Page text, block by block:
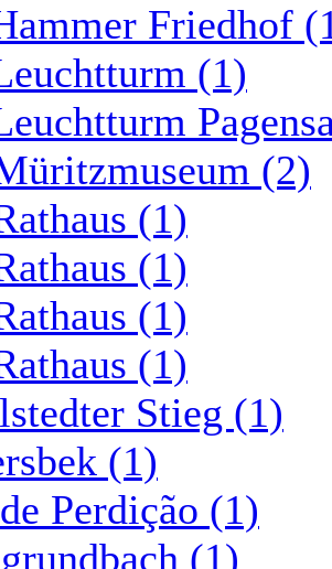
Friedhof
(1)
(2)
(1)
(1)
(1)
(1)
Stieg (1)
(1)
Perdição (1)
(1)